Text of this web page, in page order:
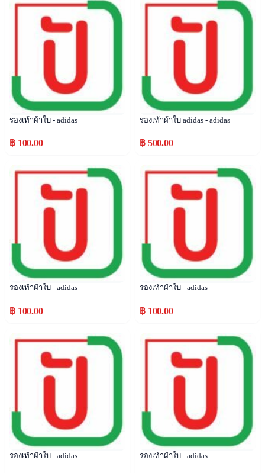
Popular
รองเท้าผ้าใบ - adidas
฿ 100.00
Popular
รองเท้าผ้าใบ adidas - adidas
฿ 500.00
Popular
รองเท้าผ้าใบ - adidas
฿ 100.00
Popular
รองเท้าผ้าใบ - adidas
฿ 100.00
Popular
รองเท้าผ้าใบ - adidas
Popular
รองเท้าผ้าใบ - adidas